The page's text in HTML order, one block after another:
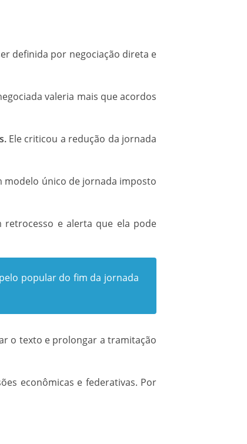
definida por negociação direta e
valeria mais que acordos
Ele criticou a redução da jornada
modelo único de jornada imposto
retrocesso e alerta que ela pode
popular do fim da jornada
o texto e prolongar a tramitação
econômicas e federativas. Por